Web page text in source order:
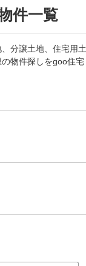
件一覧
分譲土地、住宅用
物件探しをgoo住宅